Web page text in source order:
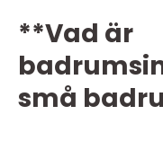
**Vad är
små